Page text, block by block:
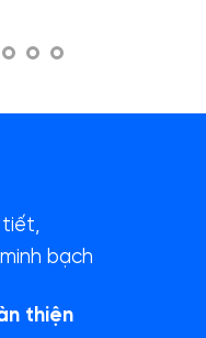
tiết,
bạch
thiện